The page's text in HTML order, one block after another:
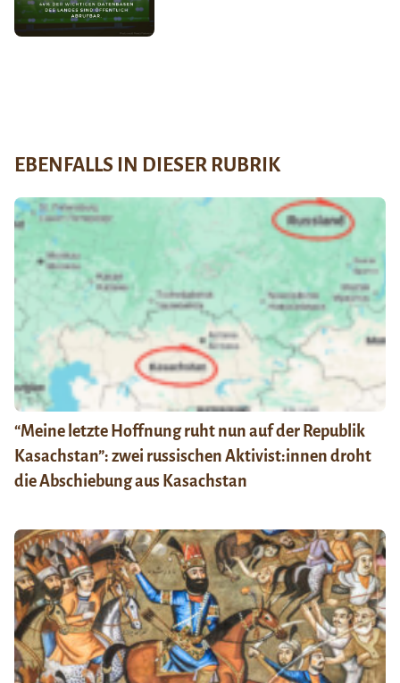
EBENFALLS IN DIESER RUBRIK
“Meine letzte Hoffnung ruht nun auf der Republik
Kasachstan”: zwei russischen Aktivist:innen droht
die Abschiebung aus Kasachstan